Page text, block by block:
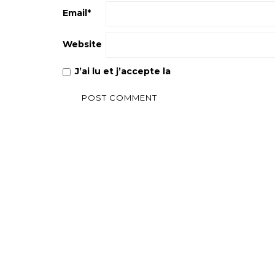
Email*
Website
J’ai lu et j’accepte la